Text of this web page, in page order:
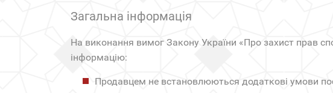
Загальна інформація
На виконання вимог Закону України «Про захист прав
інформацію:
Продавцем не встановлюються додаткові умови